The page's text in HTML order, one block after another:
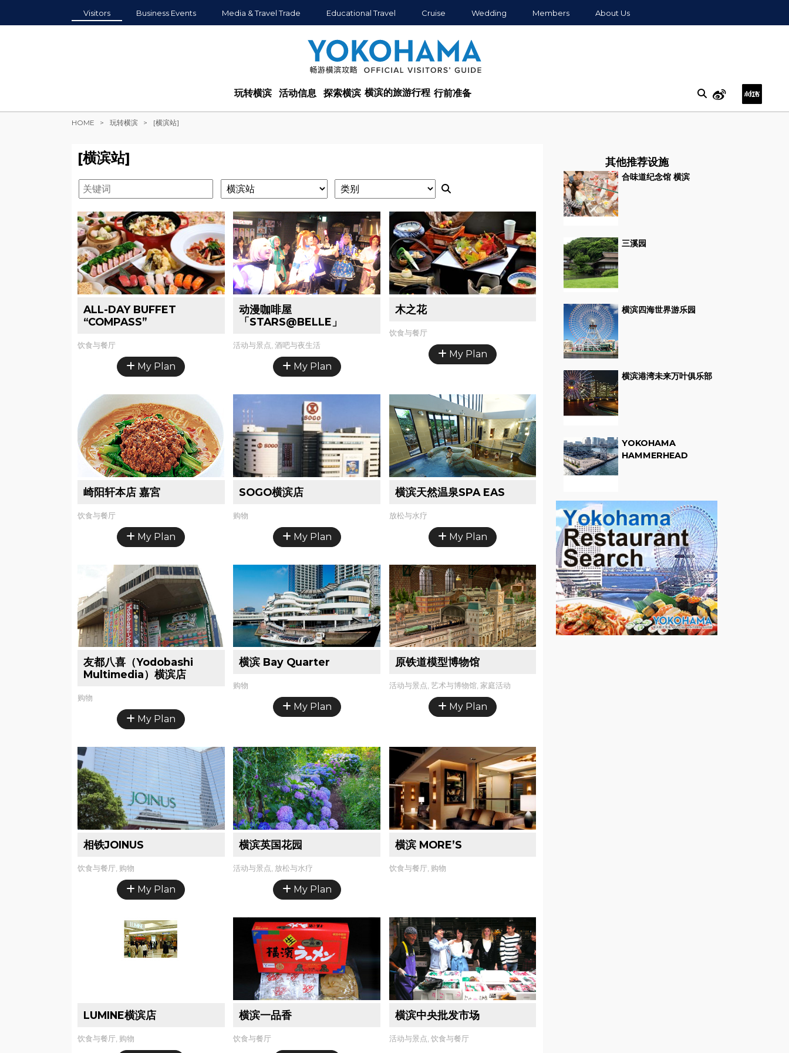
Visitors Business Events Media & Travel Trade Educational Travel Cruise Wedding Members About Us
玩转横滨 活动信息 探索横滨 横滨的旅游行程 行前准备
HOME 玩转横滨 [横滨站]
[横滨站]
ALL-DAY BUFFET
“COMPASS”
饮食与餐厅
My Plan
动漫咖啡屋
「STARS@BELLE」
活动与景点, 酒吧与夜生活
My Plan
木之花
饮食与餐厅
My Plan
崎阳轩本店 嘉宮
饮食与餐厅
My Plan
SOGO横滨店
购物
My Plan
横滨天然温泉SPA EAS
放松与水疗
My Plan
友都八喜（Yodobashi
Multimedia）横滨店
购物
My Plan
横滨 Bay Quarter
购物
My Plan
原铁道模型博物馆
活动与景点, 艺术与博物馆, 家庭活动
My Plan
相铁JOINUS
饮食与餐厅, 购物
My Plan
横滨英国花园
活动与景点, 放松与水疗
My Plan
横滨 MORE’S
饮食与餐厅, 购物
LUMINE横滨店
饮食与餐厅, 购物
横滨一品香
饮食与餐厅
横滨中央批发市场
活动与景点, 饮食与餐厅
其他推荐设施
合味道纪念馆 横滨
三溪园
横滨四海世界游乐园
横滨港湾未来万叶俱乐部
YOKOHAMA
HAMMERHEAD